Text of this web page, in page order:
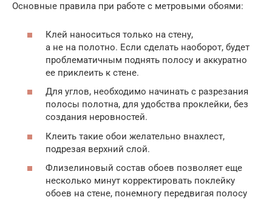
Основные правила при работе с метровыми обоями:
Клей наноситься только на стену,
а не на полотно. Если сделать наоборот, будет
проблематичным поднять полосу и аккуратно
ее приклеить к стене.
Для углов, необходимо начинать с разрезания
полосы полотна, для удобства проклейки, без
создания неровностей.
Клеить такие обои желательно внахлест,
подрезая верхний слой.
Флизелиновый состав обоев позволяет еще
несколько минут корректировать поклейку
обоев на стене, понемногу передвигая полосу